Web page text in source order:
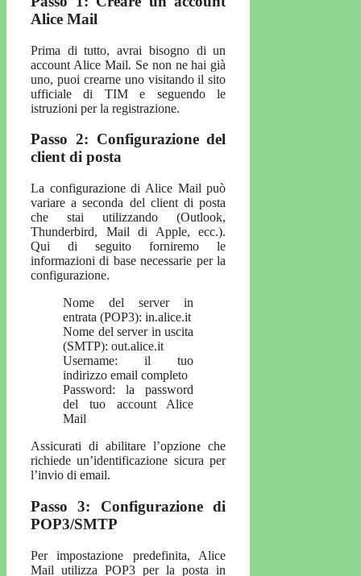
Alice Mail
Prima di tutto, avrai bisogno di un
account Alice Mail. Se non ne hai già
uno, puoi crearne uno visitando il sito
ufficiale di TIM e seguendo le
istruzioni per la registrazione.
Passo 2: Configurazione del
client di posta
La configurazione di Alice Mail può
variare a seconda del client di posta
che stai utilizzando (Outlook,
Thunderbird, Mail di Apple, ecc.).
Qui di seguito forniremo le
informazioni di base necessarie per la
configurazione.
Nome del server in
entrata (POP3): in.alice.it
Nome del server in uscita
(SMTP): out.alice.it
Username: il tuo
indirizzo email completo
Password: la password
del tuo account Alice
Mail
Assicurati di abilitare l’opzione che
richiede un’identificazione sicura per
l’invio di email.
Passo 3: Configurazione di
POP3/SMTP
Per impostazione predefinita, Alice
Mail utilizza POP3 per la posta in